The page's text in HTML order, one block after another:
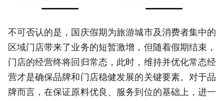
不可否认的是，国庆假期为旅游城市及消费者集中的
区域门店带来了业务的短暂激增，但随着假期结束，
门店的经营终将回归常态，此时，维持并优化常态经
营才是确保品牌和门店稳健发展的关键要素。对于品
牌而言，在保证原料优良、服务到位的基础上，进一